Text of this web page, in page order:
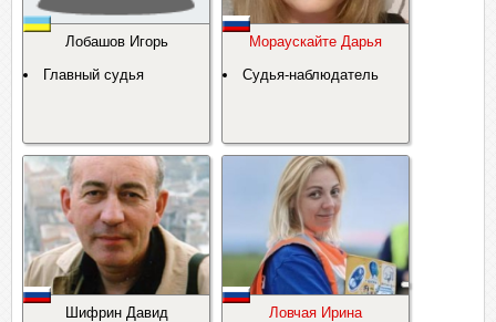
Лобашов Игорь
Главный судья
Мораускайте Дарья
Судья-наблюдатель
Шифрин Давид
Ловчая Ирина